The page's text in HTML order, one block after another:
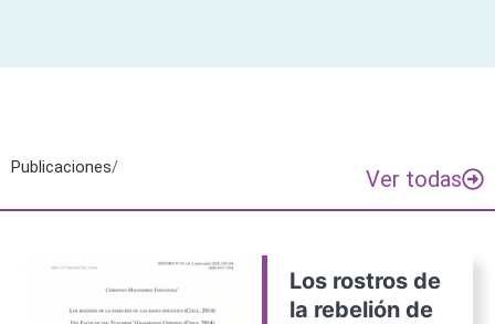
Publicaciones/ Ver todas
Los rostros de
la rebelión de